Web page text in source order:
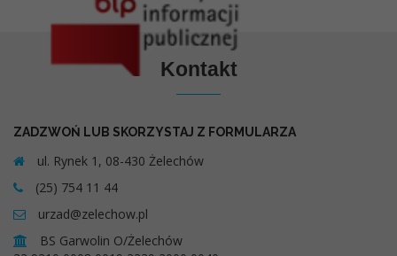
Kontakt
ZADZWOŃ LUB SKORZYSTAJ Z FORMULARZA
ul. Rynek 1, 08-430 Żelechów
(25) 754 11 44
urzad@zelechow.pl
BS Garwolin O/Żelechów